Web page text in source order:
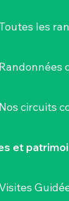
les
Randonnées
Nos circuits
et
Visites